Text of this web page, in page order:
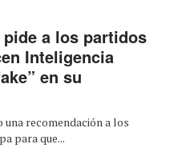
a los partidos
Inteligencia
en su
una recomendación a los
para que...